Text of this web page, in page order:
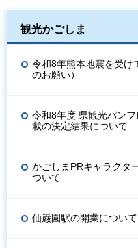
観光かごしま
令和8年熊本地震を受け
のお願い）
令和8年度 県観光パン
載の決定結果について
かごしまPRキャラクタ
ついて
仙巌園駅の開業について